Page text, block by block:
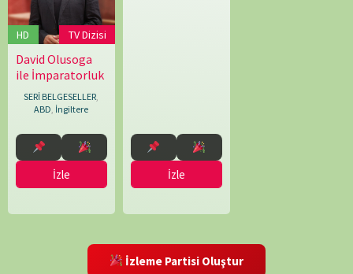
HD TV Dizisi
David Olusoga
ile İmparatorluk
SERİ BELGESELLER
ABD İngiltere
04.08.2025
Francis
Welch
İzle İzle
İzleme Partisi Oluştur